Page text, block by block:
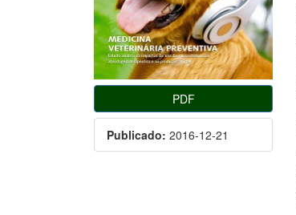
PDF
Publicado: 2016-12-21